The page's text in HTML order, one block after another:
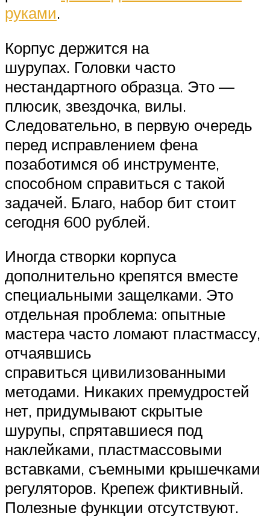
руками.
Корпус держится на
шурупах. Головки часто
нестандартного образца. Это —
плюсик, звездочка, вилы.
Следовательно, в первую очередь
перед исправлением фена
позаботимся об инструменте,
способном справиться с такой
задачей. Благо, набор бит стоит
сегодня 600 рублей.
Иногда створки корпуса
дополнительно крепятся вместе
специальными защелками. Это
отдельная проблема: опытные
мастера часто ломают пластмассу,
отчаявшись
справиться цивилизованными
методами. Никаких премудростей
нет, придумывают скрытые
шурупы, спрятавшиеся под
наклейками, пластмассовыми
вставками, съемными крышечками
регуляторов. Крепеж фиктивный.
Полезные функции отсутствуют.